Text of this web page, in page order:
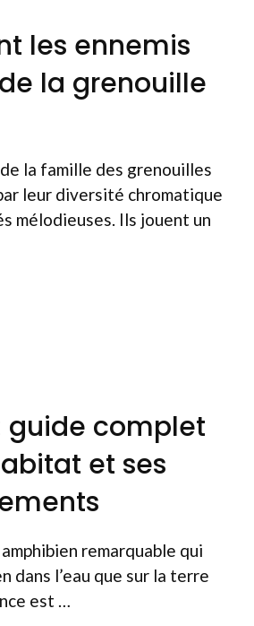
les ennemis
la grenouille
la famille des grenouilles
leur diversité chromatique
mélodieuses. Ils jouent un
guide complet
et ses
remarquable qui
dans l’eau que sur la terre
est …